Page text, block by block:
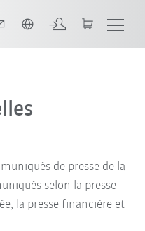
de presse de la
selon la presse
la presse financière et